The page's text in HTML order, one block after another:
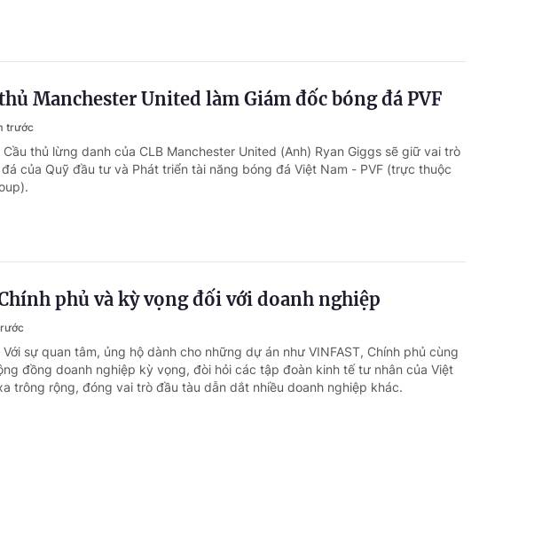
Manchester United làm Giám đốc bóng đá PVF
trước
thủ lừng danh của CLB Manchester United (Anh) Ryan Giggs sẽ giữ vai trò
của Quỹ đầu tư và Phát triển tài năng bóng đá Việt Nam - PVF (trực thuộc
phủ và kỳ vọng đối với doanh nghiệp
sự quan tâm, ủng hộ dành cho những dự án như VINFAST, Chính phủ cùng
đồng doanh nghiệp kỳ vọng, đòi hỏi các tập đoàn kinh tế tư nhân của Việt
trông rộng, đóng vai trò đầu tàu dẫn dắt nhiều doanh nghiệp khác.